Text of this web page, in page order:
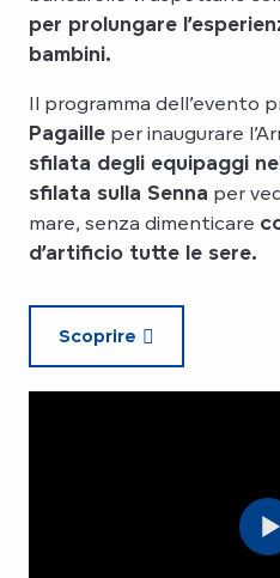
per prolungare
bambini.
Il programma dell’evento
Pagaille per inaugurare
sfilata degli equipaggi
sfilata sulla Senna per
mare, senza dimenticare
d’artificio tutte le sere.
Scoprire